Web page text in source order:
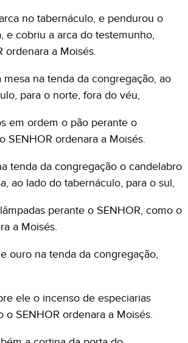
no tabernáculo, e pendurou o
e cobriu a arca do testemunho,
ordenara a Moisés.
mesa na tenda da congregação, ao
para o norte, fora do véu,
em ordem o pão perante o
SENHOR ordenara a Moisés.
tenda da congregação o candelabro
ao lado do tabernáculo, para o sul,
perante o SENHOR, como o
a Moisés.
ouro na tenda da congregação,
ele o incenso de especiarias
o SENHOR ordenara a Moisés.